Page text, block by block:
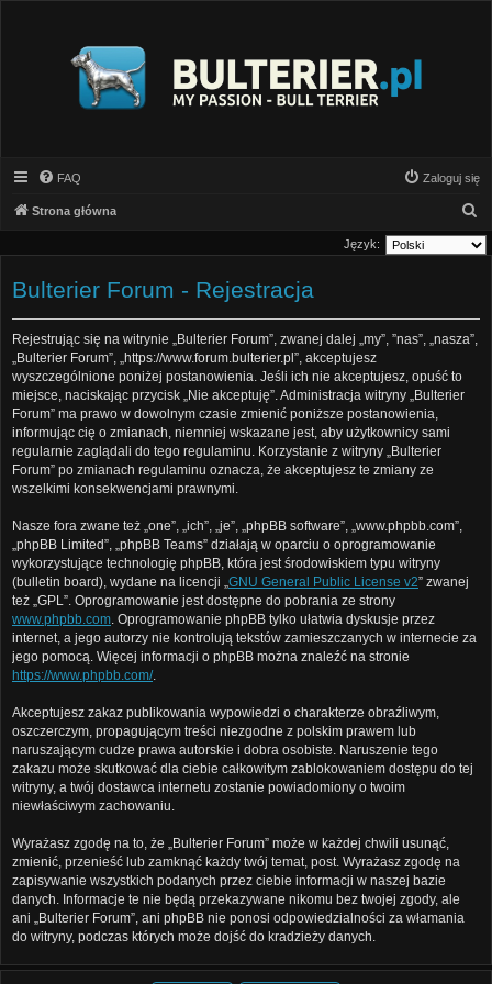
FAQ Zaloguj się
Strona główna
z
Język:
Bulterier Forum - Rejestracja
Rejestrując się na witrynie „Bulterier Forum”, zwanej dalej „my”, ”nas”, „nasza”,
„Bulterier Forum”, „https://www.forum.bulterier.pl”, akceptujesz
wyszczególnione poniżej postanowienia. Jeśli ich nie akceptujesz, opuść to
miejsce, naciskając przycisk „Nie akceptuję”. Administracja witryny „Bulterier
Forum” ma prawo w dowolnym czasie zmienić poniższe postanowienia,
informując cię o zmianach, niemniej wskazane jest, aby użytkownicy sami
regularnie zaglądali do tego regulaminu. Korzystanie z witryny „Bulterier
Forum” po zmianach regulaminu oznacza, że akceptujesz te zmiany ze
wszelkimi konsekwencjami prawnymi.
Nasze fora zwane też „one”, „ich”, „je”, „phpBB software”, „www.phpbb.com”,
„phpBB Limited”, „phpBB Teams” działają w oparciu o oprogramowanie
wykorzystujące technologię phpBB, która jest środowiskiem typu witryny
(bulletin board), wydane na licencji „GNU General Public License v2” zwanej
też „GPL”. Oprogramowanie jest dostępne do pobrania ze strony
www.phpbb.com. Oprogramowanie phpBB tylko ułatwia dyskusje przez
internet, a jego autorzy nie kontrolują tekstów zamieszczanych w internecie za
jego pomocą. Więcej informacji o phpBB można znaleźć na stronie
https://www.phpbb.com/.
Akceptujesz zakaz publikowania wypowiedzi o charakterze obraźliwym,
oszczerczym, propagującym treści niezgodne z polskim prawem lub
naruszającym cudze prawa autorskie i dobra osobiste. Naruszenie tego
zakazu może skutkować dla ciebie całkowitym zablokowaniem dostępu do tej
witryny, a twój dostawca internetu zostanie powiadomiony o twoim
niewłaściwym zachowaniu.
Wyrażasz zgodę na to, że „Bulterier Forum” może w każdej chwili usunąć,
zmienić, przenieść lub zamknąć każdy twój temat, post. Wyrażasz zgodę na
zapisywanie wszystkich podanych przez ciebie informacji w naszej bazie
danych. Informacje te nie będą przekazywane nikomu bez twojej zgody, ale
ani „Bulterier Forum”, ani phpBB nie ponosi odpowiedzialności za włamania
do witryny, podczas których może dojść do kradzieży danych.